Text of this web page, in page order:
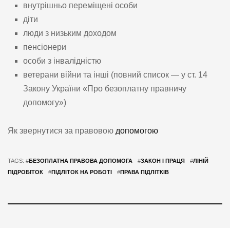
внутрішньо переміщені особи
діти
люди з низьким доходом
пенсіонери
особи з інвалідністю
ветерани війни та інші (повний список — у ст. 14
Закону України «Про безоплатну правничу
допомогу»)
Як звернутися за правовою допомогою
TAGS: #БЕЗОПЛАТНА ПРАВОВА ДОПОМОГА #ЗАКОН І ПРАЦЯ #ЛІНІЙ
ПІДРОБІТОК
#ПІДЛІТОК НА РОБОТІ #ПРАВА ПІДЛІТКІВ